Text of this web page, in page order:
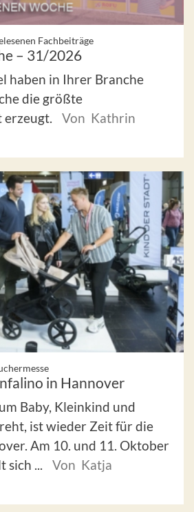
Fachbeiträge
– 31/2026
haben in Ihrer Branche
die größte
erzeugt.
Von Kathrin
in Hannover
Baby, Kleinkind und
ist wieder Zeit für die
Am 10. und 11. Oktober
sich ...
Von Katja